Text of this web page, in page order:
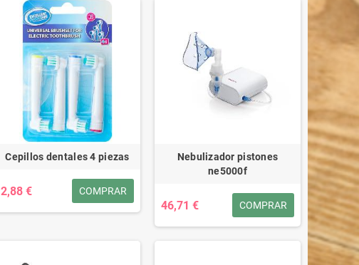
Cepillos dentales 4 piezas
2,88 € COMPRAR
Nebulizador pistones
ne5000f
46,71 € COMPRAR